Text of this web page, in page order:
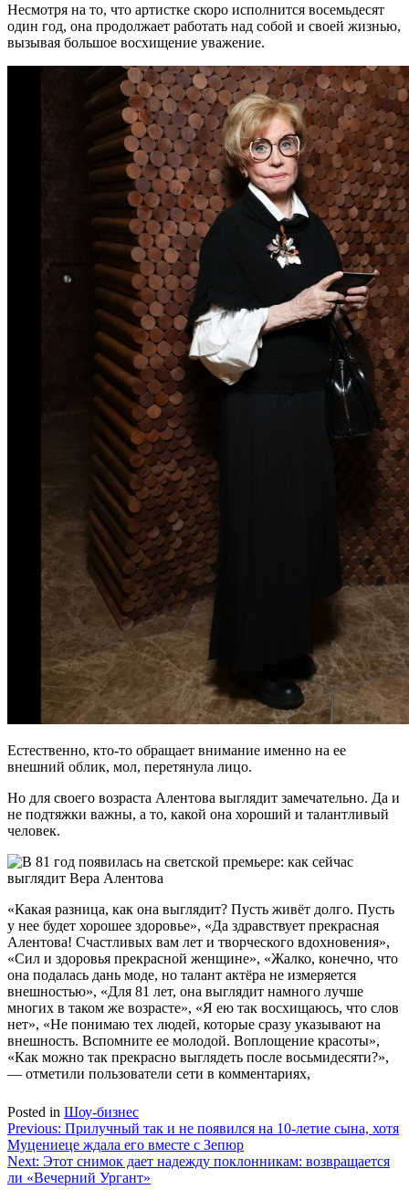
Несмотря на то, что артистке скоро исполнится восемьдесят
один год, она продолжает работать над собой и своей жизнью,
вызывая большое восхищение уважение.
Естественно, кто-то обращает внимание именно на ее
внешний облик, мол, перетянула лицо.
Но для своего возраста Алентова выглядит замечательно. Да и
не подтяжки важны, а то, какой она хороший и талантливый
человек.
«Какая разница, как она выглядит? Пусть живёт долго. Пусть
у нее будет хорошее здоровье», «Да здравствует прекрасная
Алентова! Счастливых вам лет и творческого вдохновения»,
«Сил и здоровья прекрасной женщине», «Жалко, конечно, что
она подалась дань моде, но талант актёра не измеряется
внешностью», «Для 81 лет, она выглядит намного лучше
многих в таком же возрасте», «Я ею так восхищаюсь, что слов
нет», «Не понимаю тех людей, которые сразу указывают на
внешность. Вспомните ее молодой. Воплощение красоты»,
«Как можно так прекрасно выглядеть после восьмидесяти?»,
— отметили пользователи сети в комментариях,
Posted in Шоу-бизнес
Навигация
по
записям
Previous: Прилучный так и не появился на 10-летие сына, хотя
Муцениеце ждала его вместе с Зепюр
Next: Этот снимок дает надежду поклонникам: возвращается
ли «Вечерний Ургант»